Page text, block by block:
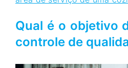
Qual é o objetivo
controle de